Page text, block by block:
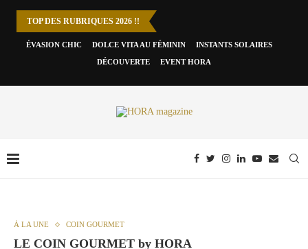
TOP DES RUBRIQUES 2026 !!
ÉVASION CHIC DOLCE VITA AU FÉMININ INSTANTS SOLAIRES
DÉCOUVERTE EVENT HORA
À LA UNE COIN GOURMET
LE COIN GOURMET by HORA